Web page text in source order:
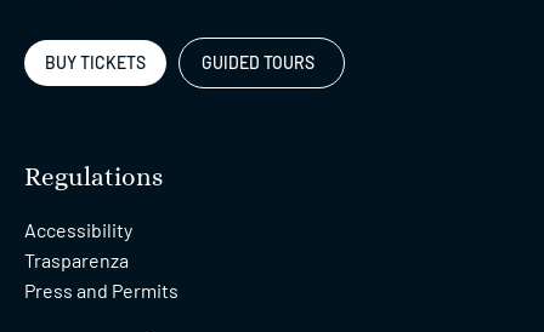
BUY TICKETS GUIDED TOURS
Regulations
Accessibility
Trasparenza
Press and Permits